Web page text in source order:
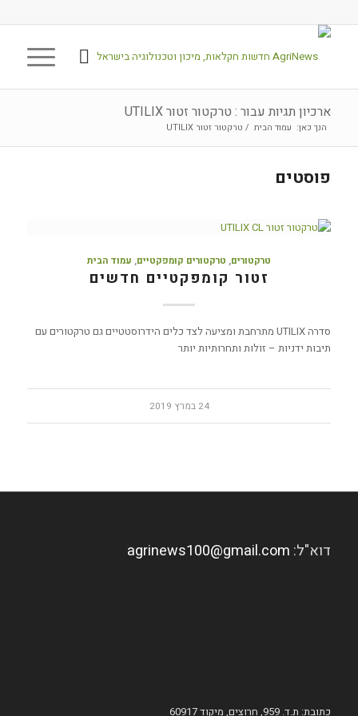
ארכיון תגיות עבור : טרקטור זטור UTILIX
הנך כאן: עמוד הבית / טרקטור זטור UTILIX
פוסטים
טרקטורים, טרקטורים קומפקטיים, עמוד הבית
זטור קומפקטיים חדשים
סדרה UTILIX מתרחבת ומציעה לצד כלים הידרוסטטיים גם טרקטורים עם
תיבות ידניות – זולות ותחרותיות יותר
24 במרץ 2019
דוא"ל: agrinews100@gmail.com
כתובת: ת.ד. 959, חרוצים, מיקוד 60917